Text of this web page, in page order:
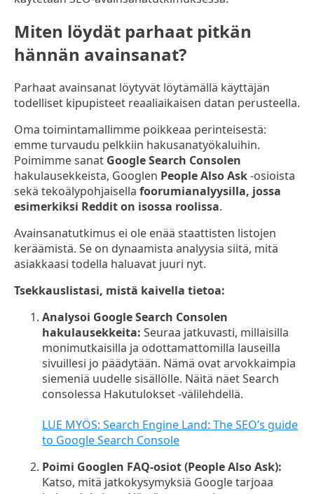
Miten löydät parhaat pitkän
hännän avainsanat?
Parhaat avainsanat löytyvät löytämällä käyttäjän
todelliset kipupisteet reaaliaikaisen datan perusteella.
Oma toimintamallimme poikkeaa perinteisestä:
emme turvaudu pelkkiin hakusanatyökaluihin.
Poimimme sanat Google Search Consolen
hakulausekkeista, Googlen People Also Ask-osioista
sekä tekoälypohjaisella foorumianalyysilla, jossa
esimerkiksi Reddit on isossa roolissa.
Avainsanatutkimus ei ole enää staattisten listojen
keräämistä. Se on dynaamista analyysia siitä, mitä
asiakkaasi todella haluavat juuri nyt.
Tsekkauslistasi, mistä kaivella tietoa:
Analysoi Google Search Consolen
hakulausekkeita: Seuraa jatkuvasti, millaisilla
monimutkaisilla ja odottamattomilla lauseilla
sivuillesi jo päädytään. Nämä ovat arvokkaimpia
siemeniä uudelle sisällölle. Näitä näet Search
consolessa Hakutulokset -välilehdellä.
LUE MYÖS: Search Engine Land: The SEO’s guide
to Google Search Console
Poimi Googlen FAQ-osiot (People Also Ask):
Katso, mitä jatkokysymyksiä Google tarjoaa